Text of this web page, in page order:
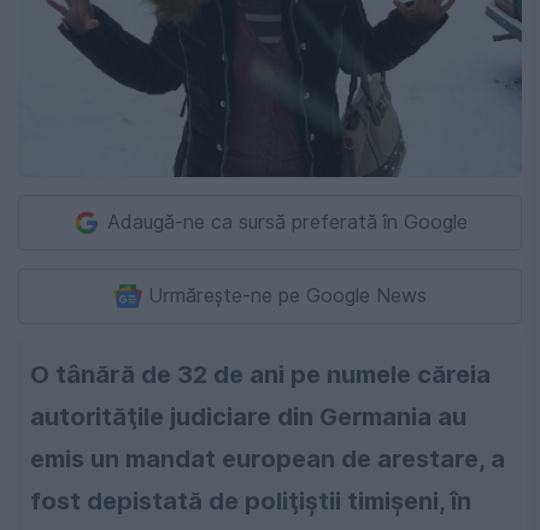
Adaugă-ne ca sursă preferată în Google
Urmărește-ne pe Google News
O tânără de 32 de ani pe numele căreia
autorităţile judiciare din Germania au
emis un mandat european de arestare, a
fost depistată de poliţiştii timişeni, în